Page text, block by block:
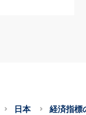
日本 経済指標